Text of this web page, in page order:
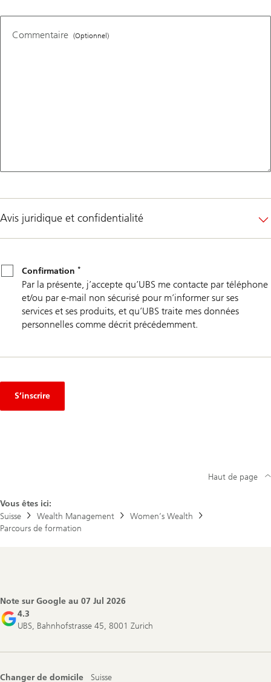
Commentaire (Optionnel)
Avis juridique et confidentialité
Confirmation
Confirmation *
Par la présente, j’accepte qu’UBS me contacte par téléphone
et/ou par e-mail non sécurisé pour m’informer sur ses
services et ses produits, et qu’UBS traite mes données
personnelles comme décrit précédemment.
S’inscrire
Vous êtes ici:
Suisse
Wealth Management
Women’s Wealth
Parcours de formation
Haut de page
Note sur Google au 07 Jul 2026
4.3
UBS, Bahnhofstrasse 45, 8001 Zurich
Changer de domicile Suisse